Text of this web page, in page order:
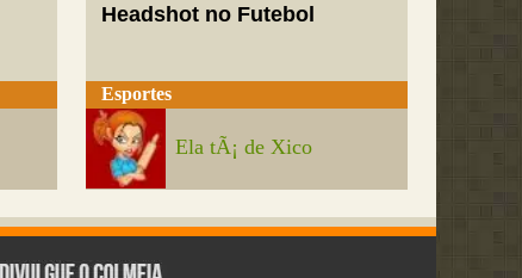
Headshot no Futebol
Esportes
Ela tÃ¡ de Xico